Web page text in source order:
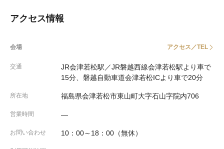
アクセス情報
会場 アクセス／TEL
交通
JR会津若松駅／JR磐越西線会津若松駅より車で
15分、磐越自動車道会津若松ICより車で20分
所在地 福島県会津若松市東山町大字石山字院内706
営業時間 ―
お問い合わせ 10：00～18：00（無休）